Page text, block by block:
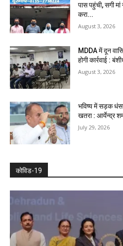
पास पहुंची, सगी
करा...
August 3, 2026
MDDA में दून
होगी कार्रवाई :
August 3, 2026
भविष्य में सड़क
खतरा : आर्येन्द्र
July 29, 2026
कोविड-19